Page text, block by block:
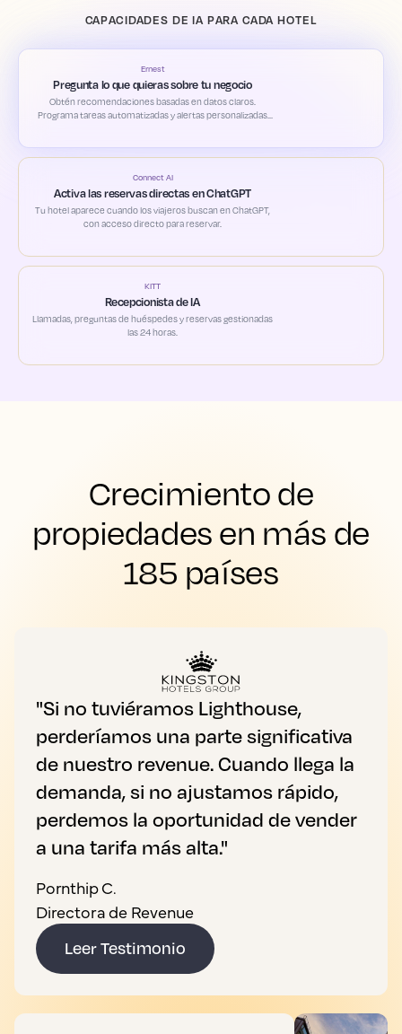
CAPACIDADES DE IA PARA CADA HOTEL
Ernest
Pregunta lo que quieras sobre tu negocio
Obtén recomendaciones basadas en datos claros.
Programa tareas automatizadas y alertas personalizadas
Connect AI
Activa las reservas directas en ChatGPT
Tu hotel aparece cuando los viajeros buscan en ChatGPT,
con acceso directo para reservar.
KITT
Recepcionista de IA
Llamadas, preguntas de huéspedes y reservas gestionadas
las 24 horas.
Crecimiento de
propiedades en más de
185 países
"Si no tuviéramos Lighthouse,
perderíamos una parte significativa
de nuestro revenue. Cuando llega la
demanda, si no ajustamos rápido,
perdemos la oportunidad de vender
a una tarifa más alta."
Pornthip C.
Directora de Revenue
Leer Testimonio